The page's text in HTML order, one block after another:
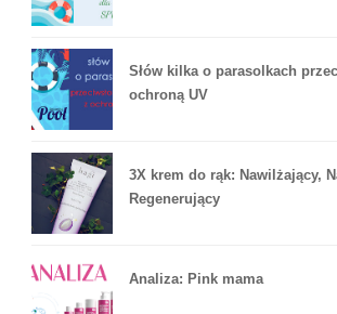
Słów kilka o parasolkach
ochroną UV
3X krem do rąk: Nawilżający,
Regenerujący
Analiza: Pink mama